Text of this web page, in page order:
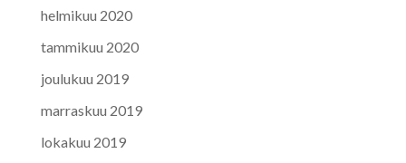
helmikuu 2020
tammikuu 2020
joulukuu 2019
marraskuu 2019
lokakuu 2019